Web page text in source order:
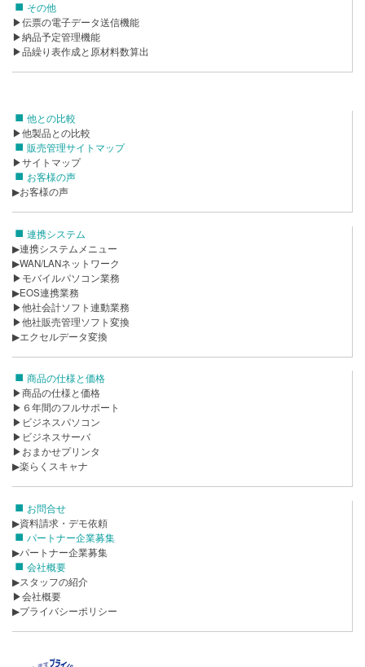
その他
▶伝票の電子データ送信機能
▶納品予定管理機能
▶品繰り表作成と原材料数算出
他との比較
▶他製品との比較
販売管理サイトマップ
▶サイトマップ
お客様の声
▶お客様の声
連携システム
▶連携システムメニュー
▶WAN/LANネットワーク
▶モバイルパソコン業務
▶EOS連携業務
▶他社会計ソフト連動業務
▶他社販売管理ソフト変換
▶エクセルデータ変換
商品の仕様と価格
▶商品の仕様と価格
▶６年間のフルサポート
▶ビジネスパソコン
▶ビジネスサーバ
▶おまかせプリンタ
▶楽らくスキャナ
お問合せ
▶資料請求・デモ依頼
パートナー企業募集
▶パートナー企業募集
会社概要
▶スタッフの紹介
▶会社概要
▶プライバシーポリシー